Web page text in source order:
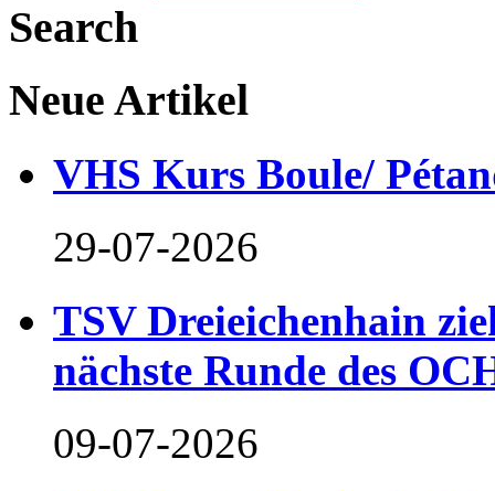
Search
Neue Artikel
VHS Kurs Boule/
29-07-2026
TSV Dreieichenhain
nächste Runde des
09-07-2026